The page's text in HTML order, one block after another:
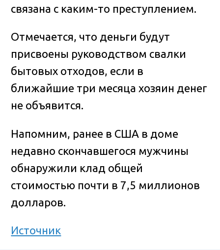
связана с каким-то преступлением.
Отмечается, что деньги будут
присвоены руководством свалки
бытовых отходов, если в
ближайшие три месяца хозяин денег
не объявится.
Напомним, ранее в США в доме
недавно скончавшегося мужчины
обнаружили клад общей
стоимостью почти в 7,5 миллионов
долларов.
Источник